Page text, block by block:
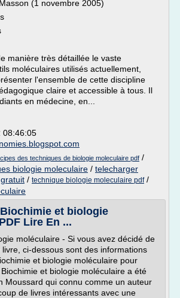
(1 novembre 2005)
manière très détaillée le vaste
moléculaires utilisés actuellement,
l'ensemble de cette discipline
claire et accessible à tous. Il
en médecine, en...
08:46:05
des techniques de biologie moleculaire pdf /
biologie moleculaire / telecharger
/ technique biologie moleculaire pdf/
et biologie
Lire En ...
moléculaire - Si vous avez décidé de
ci-dessous sont des informations
et biologie moléculaire pour
et biologie moléculaire a été
Moussard qui connu comme un auteur
de livres intéressants avec une